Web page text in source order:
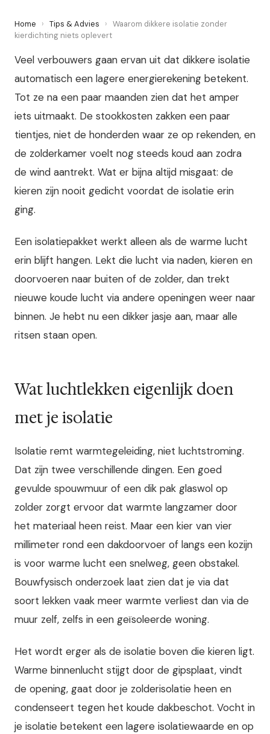
Home › Tips & Advies › Waarom dikkere isolatie zonder
kierdichting niets oplevert
Veel verbouwers gaan ervan uit dat dikkere isolatie
automatisch een lagere energierekening betekent.
Tot ze na een paar maanden zien dat het amper
iets uitmaakt. De stookkosten zakken een paar
tientjes, niet de honderden waar ze op rekenden, en
de zolderkamer voelt nog steeds koud aan zodra
de wind aantrekt. Wat er bijna altijd misgaat: de
kieren zijn nooit gedicht voordat de isolatie erin
ging.
Een isolatiepakket werkt alleen als de warme lucht
erin blijft hangen. Lekt die lucht via naden, kieren en
doorvoeren naar buiten of de zolder, dan trekt
nieuwe koude lucht via andere openingen weer naar
binnen. Je hebt nu een dikker jasje aan, maar alle
ritsen staan open.
Wat luchtlekken eigenlijk doen
met je isolatie
Isolatie remt warmtegeleiding, niet luchtstroming.
Dat zijn twee verschillende dingen. Een goed
gevulde spouwmuur of een dik pak glaswol op
zolder zorgt ervoor dat warmte langzamer door
het materiaal heen reist. Maar een kier van vier
millimeter rond een dakdoorvoer of langs een kozijn
is voor warme lucht een snelweg, geen obstakel.
Bouwfysisch onderzoek laat zien dat je via dat
soort lekken vaak meer warmte verliest dan via de
muur zelf, zelfs in een geïsoleerde woning.
Het wordt erger als de isolatie boven die kieren ligt.
Warme binnenlucht stijgt door de gipsplaat, vindt
de opening, gaat door je zolderisolatie heen en
condenseert tegen het koude dakbeschot. Vocht in
je isolatie betekent een lagere isolatiewaarde en op